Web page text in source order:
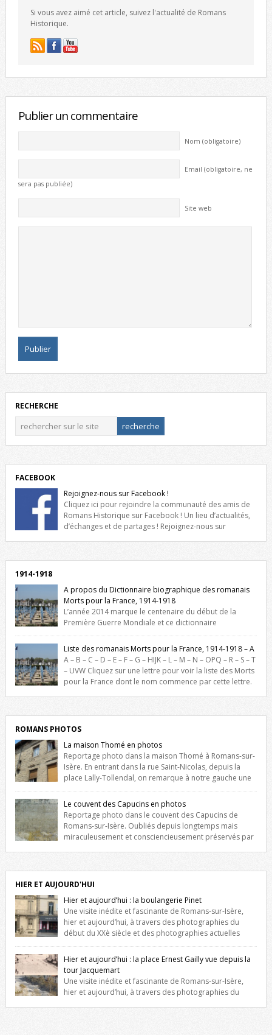
Si vous avez aimé cet article, suivez l'actualité de Romans
Historique.
Publier un commentaire
Nom (obligatoire)
Email (obligatoire, ne
sera pas publiée)
Site web
RECHERCHE
FACEBOOK
Rejoignez-nous sur Facebook !
Cliquez ici pour rejoindre la communauté des amis de
Romans Historique sur Facebook ! Un lieu d’actualités,
d’échanges et de partages ! Rejoignez-nous sur
1914-1918
A propos du Dictionnaire biographique des romanais
Morts pour la France, 1914-1918
L’année 2014 marque le centenaire du début de la
Première Guerre Mondiale et ce dictionnaire
biographique veut rendre hommage aux romanais Morts pour la
France durant ce conflit. La base de cette recherche historique est
constituée des noms gravés sur les plaques commémoratives de
l’Hôtel de Ville, du lycée du Dauphiné et du lycée Triboulet, […]
Liste des romanais Morts pour la France, 1914-1918 – A
A – B – C – D – E – F – G – HIJK – L – M – N – OPQ – R – S – T
– UVW Cliquez sur une lettre pour voir la liste des Morts
pour la France dont le nom commence par cette lettre.
ROMANS PHOTOS
La maison Thomé en photos
Reportage photo dans la maison Thomé à Romans-sur-
Isère. En entrant dans la rue Saint-Nicolas, depuis la
place Lally-Tollendal, on remarque à notre gauche une
maison construite au XVIè siècle. Les deux façades sont ornées de
fenêtres jumelles à meneaux. Entre ces deux étages, on peut voir une
niche qui contient une statue de la Vierge. […]
Le couvent des Capucins en photos
Reportage photo dans le couvent des Capucins de
Romans-sur-Isère. Oubliés depuis longtemps mais
miraculeusement et consciencieusement préservés par
l’histoire de la redécouverte de vestiges du couvent des Capucins !
Petit retour sur l’histoire […]
HIER ET AUJOURD'HUI
Hier et aujourd’hui : la boulangerie Pinet
Une visite inédite et fascinante de Romans-sur-Isère,
hier et aujourd’hui, à travers des photographies du
début du XXè siècle et des photographies actuelles
prises exactement dans le même cadre ! A l’angle de la place Jean
Jaurès et de l’avenue Victor Hugo (à côté d’Intermarché), à Romans. La
boulangerie Jules Pinet est inscrite dans le […]
Hier et aujourd’hui : la place Ernest Gailly vue depuis la
tour Jacquemart
Une visite inédite et fascinante de Romans-sur-Isère,
hier et aujourd’hui, à travers des photographies du